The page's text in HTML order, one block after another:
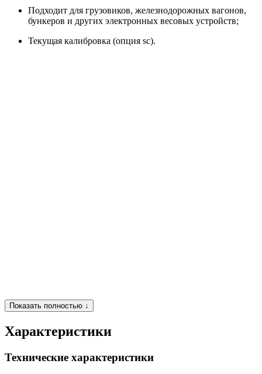
Подходит для грузовиков, железнодорожных вагонов,
бункеров и других электронных весовых устройств;
Текущая калибровка (опция sc).
Показать полностью ↓
Характеристики
Технические характеристики